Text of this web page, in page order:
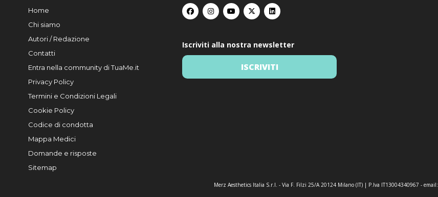
Home
Chi siamo
Autori / Redazione
Contatti
Entra nella community di TuaMe.it
Privacy Policy
Termini e Condizioni Legali
Cookie Policy
Codice di condotta
Mappa Medici
Domande e risposte
Sitemap
Iscriviti alla nostra newsletter
ISCRIVITI
Merz Aesthetics Italia S.r.l. - Via F. Filzi 25/A 20124 Milano (IT) | P.Iva IT13004340967 - email: